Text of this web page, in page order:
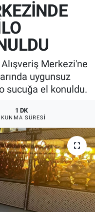
Merkezi'ne
uygunsuz
sucuğa el konuldu.
1 DK
SÜRESI